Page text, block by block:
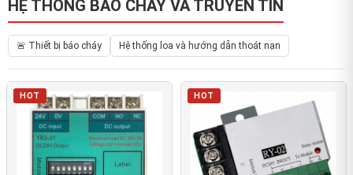
HỆ THỐNG BÁO CHÁY VÀ TRUYỀN TIN
🚨 Thiết bị báo cháy Hệ thống loa và hướng dẫn thoát nạn
HOT HOT